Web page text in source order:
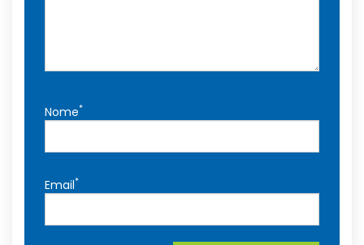
Nome*
Email*